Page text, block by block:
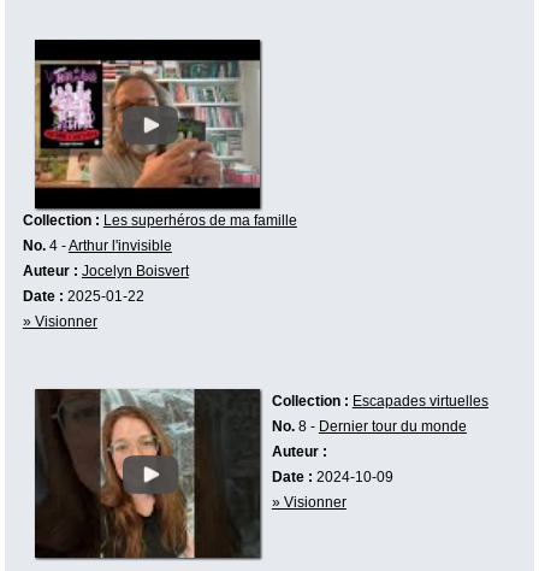
Collection : Les superhéros de ma famille
No.4 -Arthur l'invisible
Auteur : Jocelyn Boisvert
Date : 2025-01-22
» Visionner
Collection : Escapades virtuelles
No.8 - Dernier tour du monde
Auteur :
Date : 2024-10-09
» Visionner